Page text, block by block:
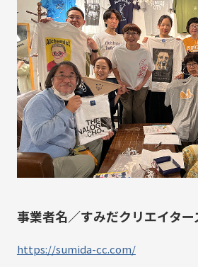
事業者名／すみだクリエイタ
https://sumida-cc.com/